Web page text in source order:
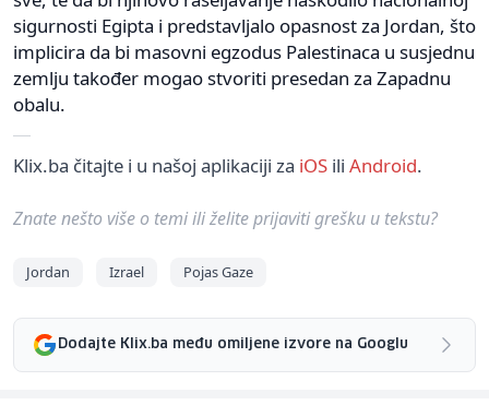
sigurnosti Egipta i predstavljalo opasnost za Jordan, što
implicira da bi masovni egzodus Palestinaca u susjednu
zemlju također mogao stvoriti presedan za Zapadnu
obalu.
Klix.ba čitajte i u našoj aplikaciji za iOS ili Android.
Znate nešto više o temi ili želite prijaviti grešku u tekstu?
Jordan Izrael Pojas Gaze
Dodajte Klix.ba među omiljene izvore na Googlu